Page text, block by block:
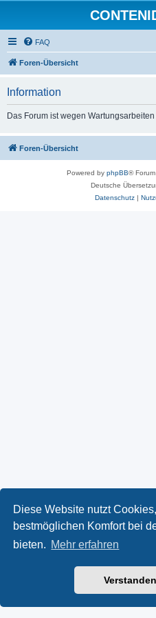
Diese Website nutzt
bestmöglichen Komfort bei
bieten. Mehr erfahren
FAQ
Foren-Übersicht
Information
Das Forum ist wegen
Foren-Übersicht
Powered by phpBB®
Deutsche
Datenschutz|